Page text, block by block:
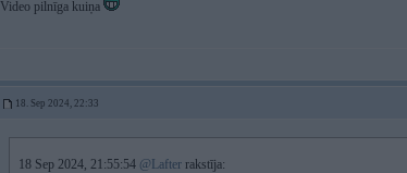
Video pilnīga kuiņa
18. Sep 2024, 22:33
18 Sep 2024, 21:55:54 @Lafter rakstīja: